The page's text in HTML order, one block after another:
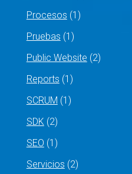
Procesos (1)
Pruebas (1)
Public Website (2)
Reports (1)
SCRUM (1)
SDK (2)
SEO (1)
Servicios (2)